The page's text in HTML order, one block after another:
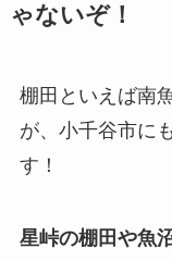
ゃないぞ！
棚田といえば南
が、小千谷市に
す！
星峠の棚田や魚